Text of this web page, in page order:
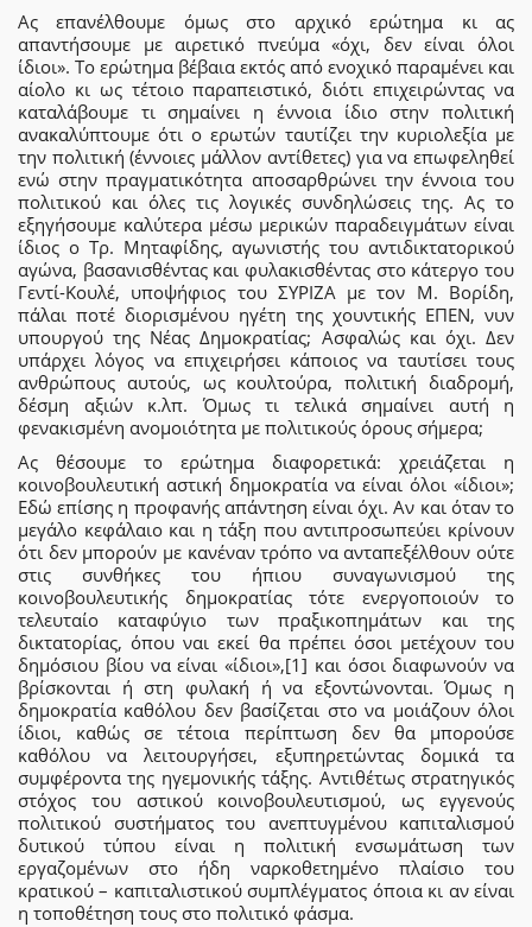
Ας επανέλθουμε όμως στο αρχικό ερώτημα κι ας
απαντήσουμε με αιρετικό πνεύμα «όχι, δεν είναι όλοι
ίδιοι». Το ερώτημα βέβαια εκτός από ενοχικό παραμένει και
αίολο κι ως τέτοιο παραπειστικό, διότι επιχειρώντας να
καταλάβουμε τι σημαίνει η έννοια ίδιο στην πολιτική
ανακαλύπτουμε ότι ο ερωτών ταυτίζει την κυριολεξία με
την πολιτική (έννοιες μάλλον αντίθετες) για να επωφεληθεί
ενώ στην πραγματικότητα αποσαρθρώνει την έννοια του
πολιτικού και όλες τις λογικές συνδηλώσεις της. Ας το
εξηγήσουμε καλύτερα μέσω μερικών παραδειγμάτων είναι
ίδιος ο Τρ. Μηταφίδης, αγωνιστής του αντιδικτατορικού
αγώνα, βασανισθέντας και φυλακισθέντας στο κάτεργο του
Γεντί-Κουλέ, υποψήφιος του ΣΥΡΙΖΑ με τον Μ. Βορίδη,
πάλαι ποτέ διορισμένου ηγέτη της χουντικής ΕΠΕΝ, νυν
υπουργού της Νέας Δημοκρατίας; Ασφαλώς και όχι. Δεν
υπάρχει λόγος να επιχειρήσει κάποιος να ταυτίσει τους
ανθρώπους αυτούς, ως κουλτούρα, πολιτική διαδρομή,
δέσμη αξιών κ.λπ. Όμως τι τελικά σημαίνει αυτή η
φενακισμένη ανομοιότητα με πολιτικούς όρους σήμερα;
Ας θέσουμε το ερώτημα διαφορετικά: χρειάζεται η
κοινοβουλευτική αστική δημοκρατία να είναι όλοι «ίδιοι»;
Εδώ επίσης η προφανής απάντηση είναι όχι. Αν και όταν το
μεγάλο κεφάλαιο και η τάξη που αντιπροσωπεύει κρίνουν
ότι δεν μπορούν με κανέναν τρόπο να ανταπεξέλθουν ούτε
στις συνθήκες του ήπιου συναγωνισμού της
κοινοβουλευτικής δημοκρατίας τότε ενεργοποιούν το
τελευταίο καταφύγιο των πραξικοπημάτων και της
δικτατορίας, όπου ναι εκεί θα πρέπει όσοι μετέχουν του
δημόσιου βίου να είναι «ίδιοι»,[1] και όσοι διαφωνούν να
βρίσκονται ή στη φυλακή ή να εξοντώνονται. Όμως η
δημοκρατία καθόλου δεν βασίζεται στο να μοιάζουν όλοι
ίδιοι, καθώς σε τέτοια περίπτωση δεν θα μπορούσε
καθόλου να λειτουργήσει, εξυπηρετώντας δομικά τα
συμφέροντα της ηγεμονικής τάξης. Αντιθέτως στρατηγικός
στόχος του αστικού κοινοβουλευτισμού, ως εγγενούς
πολιτικού συστήματος του ανεπτυγμένου καπιταλισμού
δυτικού τύπου είναι η πολιτική ενσωμάτωση των
εργαζομένων στο ήδη ναρκοθετημένο πλαίσιο του
κρατικού – καπιταλιστικού συμπλέγματος όποια κι αν είναι
η τοποθέτηση τους στο πολιτικό φάσμα.